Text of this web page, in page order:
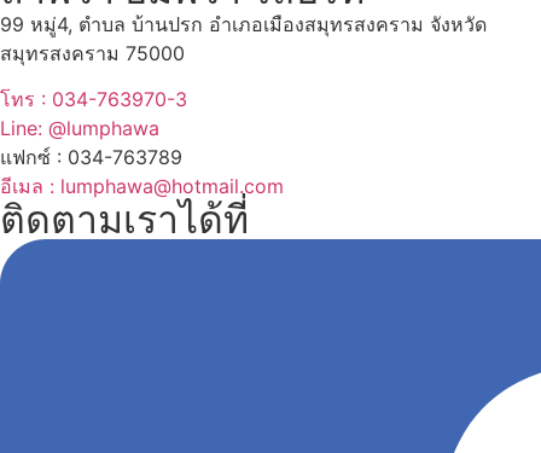
99 หมู่4, ตำบล บ้านปรก อำเภอเมืองสมุทรสงคราม จังหวัด
สมุทรสงคราม 75000
โทร : 034-763970-3
Line: @lumphawa
แฟกซ์ : 034-763789
อีเมล : lumphawa@hotmail.com
ติดตามเราได้ที่